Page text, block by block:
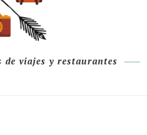
de viajes y restaurantes